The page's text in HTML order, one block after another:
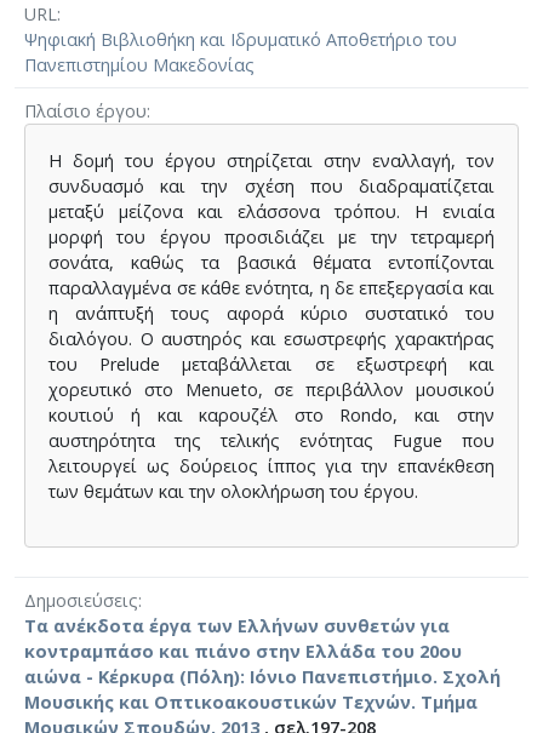
URL
Ψηφιακή Βιβλιοθήκη και Ιδρυματικό Αποθετήριο του
Πανεπιστημίου Μακεδονίας
Πλαίσιο έργου
Η δομή του έργου στηρίζεται στην εναλλαγή, τον
συνδυασμό και την σχέση που διαδραματίζεται
μεταξύ μείζονα και ελάσσονα τρόπου. Η ενιαία
μορφή του έργου προσιδιάζει με την τετραμερή
σονάτα, καθώς τα βασικά θέματα εντοπίζονται
παραλλαγμένα σε κάθε ενότητα, η δε επεξεργασία και
η ανάπτυξή τους αφορά κύριο συστατικό του
διαλόγου. Ο αυστηρός και εσωστρεφής χαρακτήρας
του Prelude μεταβάλλεται σε εξωστρεφή και
χορευτικό στο Menueto, σε περιβάλλον μουσικού
κουτιού ή και καρουζέλ στο Rondo, και στην
αυστηρότητα της τελικής ενότητας Fugue που
λειτουργεί ως δούρειος ίππος για την επανέκθεση
των θεμάτων και την ολοκλήρωση του έργου.
Δημοσιεύσεις
Τα ανέκδοτα έργα των Ελλήνων συνθετών για
κοντραμπάσο και πιάνο στην Ελλάδα του 20ου
αιώνα - Κέρκυρα (Πόλη): Ιόνιο Πανεπιστήμιο. Σχολή
Μουσικής και Οπτικοακουστικών Τεχνών. Τμήμα
Μουσικών Σπουδών, 2013 , σελ.197-208